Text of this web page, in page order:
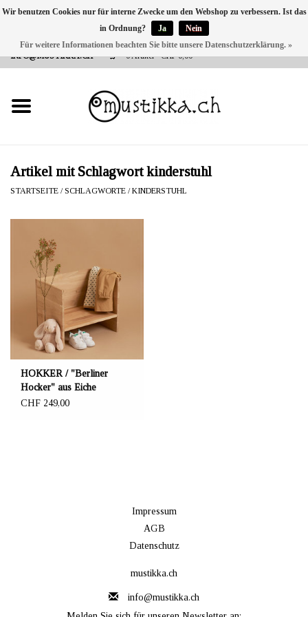
VERSANDKOSTEN 0 CHF INNERHALB CH | INT. VERSAND ÜBER
INFO@MUSTIKKA.CH
0 Artikel - CHF 0,00
NEU BEI UNS
SHOP - A PIECE OF
FINLAND FOR YOU
Artikel mit Schlagwort kinderstuhl
STARTSEITE /SCHLAGWORTE /KINDERSTUHL
HOKKER / "Berliner
Hocker" aus Eiche
CHF 249,00
Impressum
AGB
Datenschutz
mustikka.ch
info@mustikka.ch
Wir benutzen Cookies nur für interne Zwecke um den Webshop zu verbessern. Ist das
in Ordnung?
Ja
Nein
Für weitere Informationen beachten Sie bitte unsere Datenschutzerklärung. »